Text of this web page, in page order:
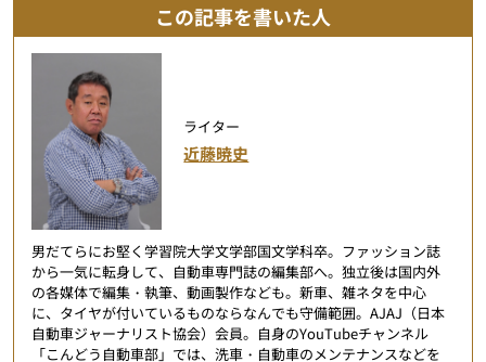
この記事を書いた人
ライター
近藤暁史
男だてらにお堅く学習院大学文学部国文学科卒。ファッション誌
から一気に転身して、自動車専門誌の編集部へ。独立後は国内外
の各媒体で編集・執筆、動画製作なども。新車、雑ネタを中心
に、タイヤが付いているものならなんでも守備範囲。AJAJ（日本
自動車ジャーナリスト協会）会員。自身のYouTubeチャンネル
「こんどう自動車部」では、洗車・自動車のメンテナンスなどを